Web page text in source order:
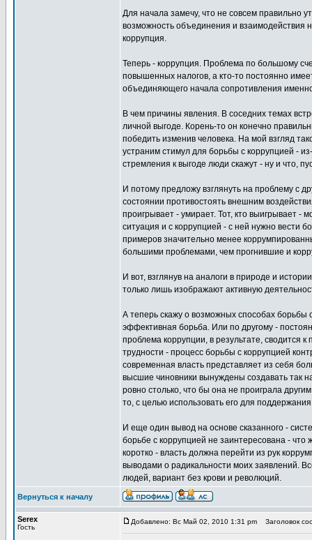
Для начала замечу, что не совсем правильно
возможность объединения и взаимодействия
коррупция.
Теперь - коррупция. Проблема по большому
повышенных налогов, а кто-то постоянно
объединяющего начала сопротивления
В чем причины явления. В соседних темах
личной выгоде. Корень-то он конечно
победить изменив человека. На мой взгляд
устраним стимул для борьбы с коррупцией -
стремления к выгоде люди скажут - ну и что,
И потому предложу взглянуть на проблему с
состоянии противостоять внешним
проигрывает - умирает. Тот, кто выигрывает -
ситуация и с коррупцией - с ней нужно вести
примеров значительно менее
большими проблемами, чем прогнившие и
И вот, взглянув на аналоги в природе и
только лишь изображают активную
А теперь скажу о возможных способах борьбы
эффективная борьба. Или по другому -
проблема коррупции, в результате, сводится
трудности - процесс борьбы с коррупцией
современная власть представляет из себя
высшие чиновники вынуждены создавать так
ровно столько, что бы она не проиграла
то, с целью использовать его для
И еще один вывод на основе сказанного -
борьбе с коррупцией не заинтересована -
коротко - власть должна перейти из рук
выводами о радикальности моих заявлений.
людей, вариант без крови и революций.
Вернуться к началу
Serex
Гость
Добавлено: Вс Май 02, 2010 1:31 pm Заголовок